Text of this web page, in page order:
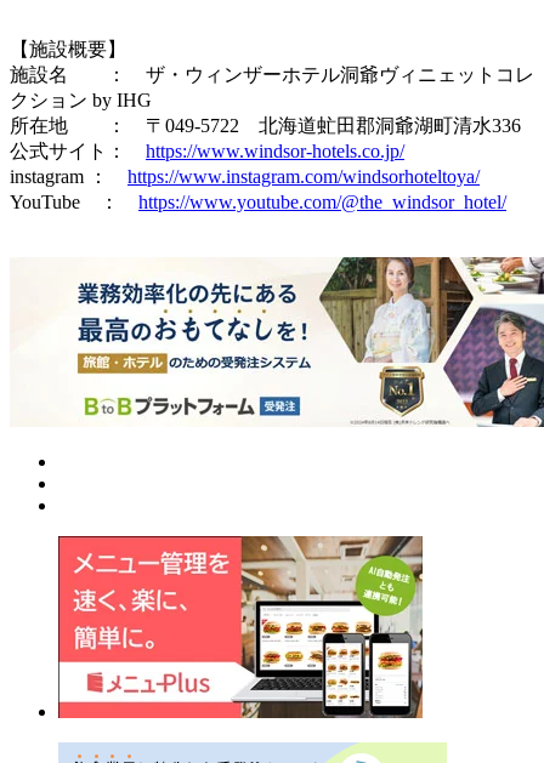
【施設概要】
施設名 ： ザ・ウィンザーホテル洞爺ヴィニェットコレ
クション by IHG
所在地 ： 〒049-5722 北海道虻田郡洞爺湖町清水336
公式サイト： https://www.windsor-hotels.co.jp/
instagram ： https://www.instagram.com/windsorhoteltoya/
YouTube ： https://www.youtube.com/@the_windsor_hotel/